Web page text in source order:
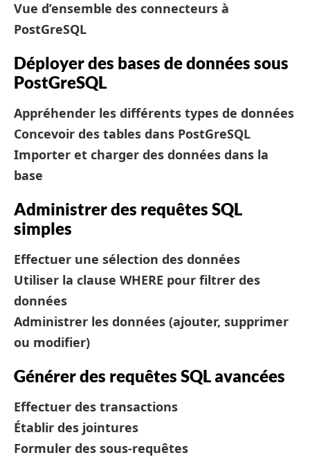
Vue d’ensemble des connecteurs à
PostGreSQL
Déployer des bases de données sous
PostGreSQL
Appréhender les différents types de données
Concevoir des tables dans PostGreSQL
Importer et charger des données dans la
base
Administrer des requêtes SQL
simples
Effectuer une sélection des données
Utiliser la clause WHERE pour filtrer des
données
Administrer les données (ajouter, supprimer
ou modifier)
Générer des requêtes SQL avancées
Effectuer des transactions
Établir des jointures
Formuler des sous-requêtes